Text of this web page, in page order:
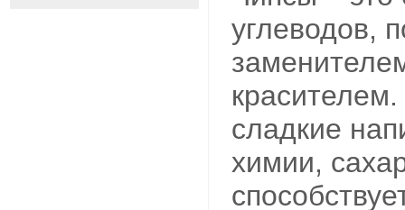
углеводов,
сладкие
химии,